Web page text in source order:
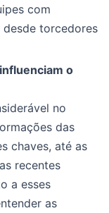
com
torcedores
o
no
das
chaves, até as
recentes
a esses
as